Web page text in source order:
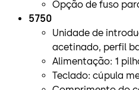
Opção de fuso
5750
Unidade de
acetinado, perfil
Alimentação: 1
Teclado: cúpula